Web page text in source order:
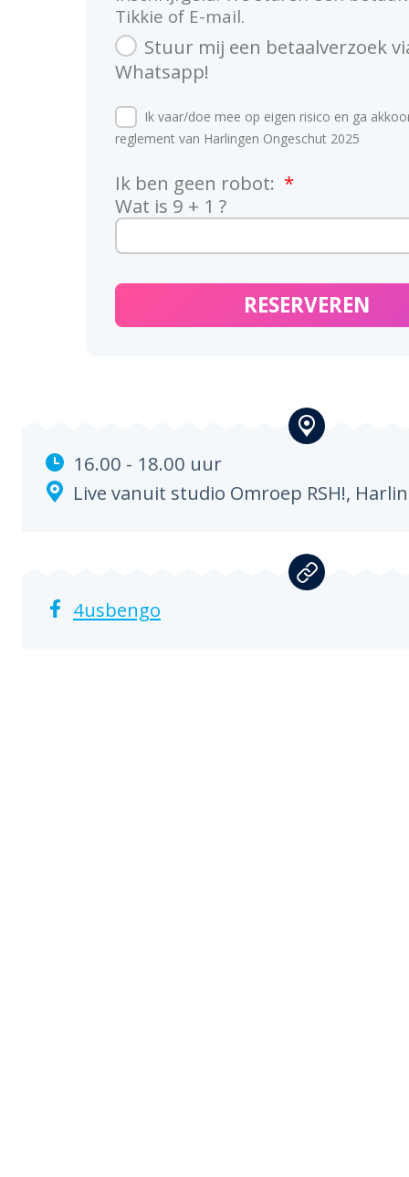
Tikkie of E-mail.
Stuur mij een betaalverzoek
Whatsapp!
Ik vaar/doe mee op eigen risico en ga
reglement van Harlingen Ongeschut 2025
Ik ben geen robot:
Wat is 9 + 1 ?
16.00 - 18.00 uur
Live vanuit studio Omroep RSH!,
4usbengo